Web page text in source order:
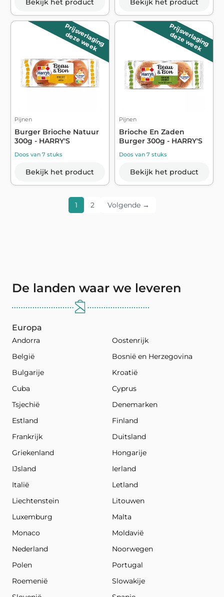
Prijsverlaging
deze week
Pijnen
Burger Brioche Natuur
300g - HARRY'S
Doos van 7 stuks
Bekijk het product
Prijsverlaging
deze week
Pijnen
Brioche En Zaden
Burger 300g - HARRY'S
Doos van 7 stuks
Bekijk het product
1 2 Volgende →
De landen waar we leveren
Europa
Andorra
Oostenrijk
België
Bosnië en Herzegovina
Bulgarije
Kroatië
Cuba
Cyprus
Tsjechië
Denemarken
Estland
Finland
Frankrijk
Duitsland
Griekenland
Hongarije
IJsland
Ierland
Italië
Letland
Liechtenstein
Litouwen
Luxemburg
Malta
Monaco
Moldavië
Nederland
Noorwegen
Polen
Portugal
Roemenië
Slowakije